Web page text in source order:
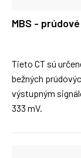
MBS -
Tieto CT sú
bežných
výstupným
333 mV.